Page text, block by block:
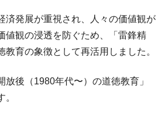
？
ルの高額取引馬が稼いだ金額とは？
済発展が重視され、人々の価値観が
値観の浸透を防ぐため、「雷鋒精
教育の象徴として再活用しました。
放後（1980年代〜）の道徳教育」